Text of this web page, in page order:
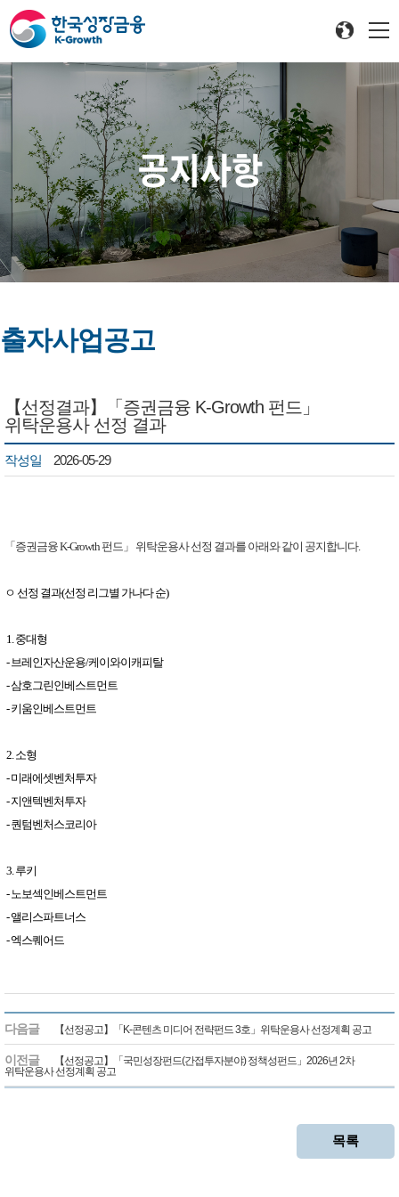
공지사항
출자사업공고
【선정결과】「증권금융 K-Growth 펀드」
위탁운용사 선정 결과
작성일 2026-05-29
「증권금융 K-Growth 펀드」 위탁운용사 선정 결과를 아래와 같이 공지합니다.
ㅇ ​선정 결과(선정 리그별 가나다 순)
1. 중대형
- 브레인자산운용/케이와이캐피탈
- 삼호그린인베스트먼트
- 키움인베스트먼트
2. 소형
- 미래에셋벤처투자
- 지앤텍벤처투자
- 퀀텀벤처스코리아
3. 루키
- 노보섹인베스트먼트
- 앨리스파트너스
- 엑스퀘어드
다음글 【선정공고】「K-콘텐츠 미디어 전략펀드 3호」위탁운용사 선정계획 공고
이전글
【선정공고】「국민성장펀드(간접투자분야) 정책성펀드」2026년 2차
위탁운용사 선정계획 공고
목록